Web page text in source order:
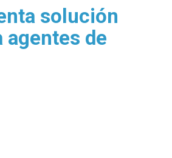
solución
agentes de